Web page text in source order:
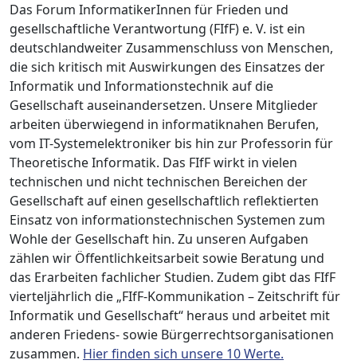
Das Forum InformatikerInnen für Frieden und
gesellschaftliche Verantwortung (FIfF) e. V. ist ein
deutschlandweiter Zusammenschluss von Menschen,
die sich kritisch mit Auswirkungen des Einsatzes der
Informatik und Informationstechnik auf die
Gesellschaft auseinandersetzen. Unsere Mitglieder
arbeiten überwiegend in informatiknahen Berufen,
vom IT-Systemelektroniker bis hin zur Professorin für
Theoretische Informatik. Das FIfF wirkt in vielen
technischen und nicht technischen Bereichen der
Gesellschaft auf einen gesellschaftlich reflektierten
Einsatz von informationstechnischen Systemen zum
Wohle der Gesellschaft hin. Zu unseren Aufgaben
zählen wir Öffentlichkeitsarbeit sowie Beratung und
das Erarbeiten fachlicher Studien. Zudem gibt das FIfF
vierteljährlich die „FIfF-Kommunikation – Zeitschrift für
Informatik und Gesellschaft“ heraus und arbeitet mit
anderen Friedens- sowie Bürgerrechtsorganisationen
zusammen. Hier finden sich unsere 10 Werte.